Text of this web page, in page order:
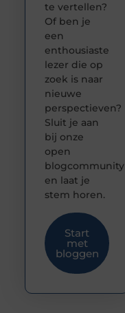
te vertellen?
Of ben je
een
enthousiaste
lezer die op
zoek is naar
nieuwe
perspectieven?
Sluit je aan
bij onze
open
blogcommunity
en laat je
stem horen.
Start
met
bloggen